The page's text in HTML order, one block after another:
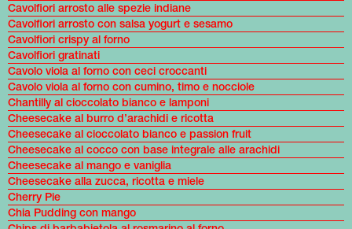
Cavolfiori arrosto alle spezie indiane
Cavolfiori arrosto con salsa yogurt e sesamo
Cavolfiori crispy al forno
Cavolfiori gratinati
Cavolo viola al forno con ceci croccanti
Cavolo viola al forno con cumino, timo e nocciole
Chantilly al cioccolato bianco e lamponi
Cheesecake al burro d’arachidi e ricotta
Cheesecake al cioccolato bianco e passion fruit
Cheesecake al cocco con base integrale alle arachidi
Cheesecake al mango e vaniglia
Cheesecake alla zucca, ricotta e miele
Cherry Pie
Chia Pudding con mango